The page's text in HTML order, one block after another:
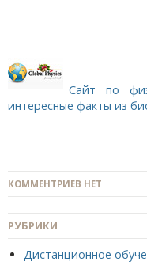
Сайт по
интересные факты из
КОММЕНТРИЕВ НЕТ
РУБРИКИ
Дистанционное